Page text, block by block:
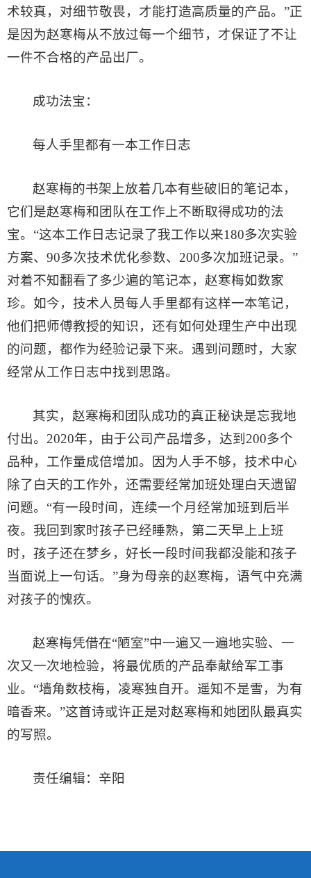
术较真，对细节敬畏，才能打造高质量的产品。”正
是因为赵寒梅从不放过每一个细节，才保证了不让
一件不合格的产品出厂。
成功法宝：
每人手里都有一本工作日志
赵寒梅的书架上放着几本有些破旧的笔记本，
它们是赵寒梅和团队在工作上不断取得成功的法
宝。“这本工作日志记录了我工作以来180多次实验
方案、90多次技术优化参数、200多次加班记录。”
对着不知翻看了多少遍的笔记本，赵寒梅如数家
珍。如今，技术人员每人手里都有这样一本笔记，
他们把师傅教授的知识，还有如何处理生产中出现
的问题，都作为经验记录下来。遇到问题时，大家
经常从工作日志中找到思路。
其实，赵寒梅和团队成功的真正秘诀是忘我地
付出。2020年，由于公司产品增多，达到200多个
品种，工作量成倍增加。因为人手不够，技术中心
除了白天的工作外，还需要经常加班处理白天遗留
问题。“有一段时间，连续一个月经常加班到后半
夜。我回到家时孩子已经睡熟，第二天早上上班
时，孩子还在梦乡，好长一段时间我都没能和孩子
当面说上一句话。”身为母亲的赵寒梅，语气中充满
对孩子的愧疚。
赵寒梅凭借在“陋室”中一遍又一遍地实验、一
次又一次地检验，将最优质的产品奉献给军工事
业。“墙角数枝梅，凌寒独自开。遥知不是雪，为有
暗香来。”这首诗或许正是对赵寒梅和她团队最真实
的写照。
责任编辑：辛阳